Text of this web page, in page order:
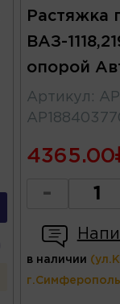
Растяжка
ВАЗ-
опорой
Артикул :
4365.00
-
в наличии